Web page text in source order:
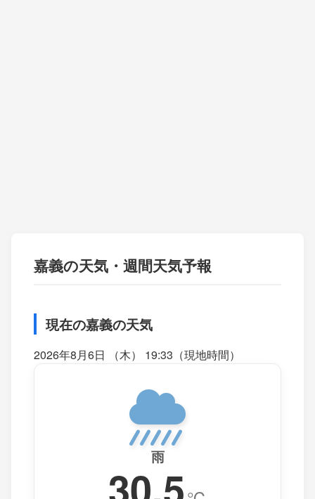
嘉義の天気・週間天気予報
現在の嘉義の天気
2026年8月6日 （木） 19:33（現地時間）
雨